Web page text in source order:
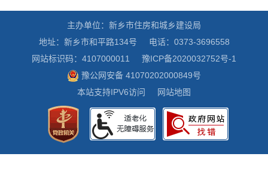
主办单位：新乡市住房和城乡建设局
地址：新乡市和平路134号
电话：0373-3696558
网站标识码：4107000011
豫ICP备2020032752号-1
豫公网安备 41070202000849号
本站支持IPV6访问
网站地图